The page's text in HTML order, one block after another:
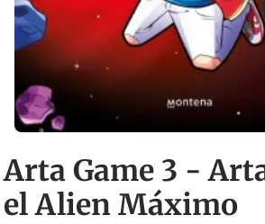
Arta Game 3 -
el Alien Máximo